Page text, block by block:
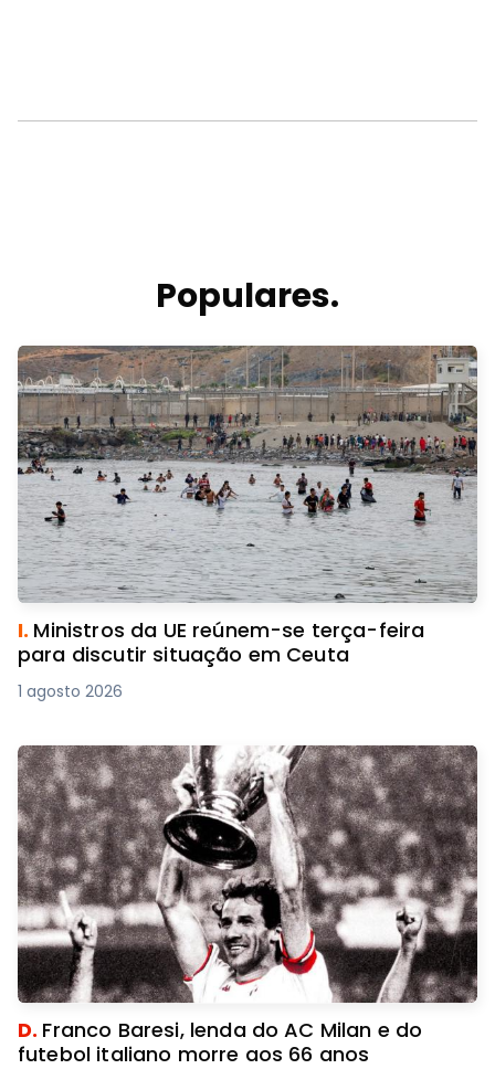
Populares.
I. Ministros da UE reúnem-se terça-feira
para discutir situação em Ceuta
1 agosto 2026
D. Franco Baresi, lenda do AC Milan e do
futebol italiano morre aos 66 anos